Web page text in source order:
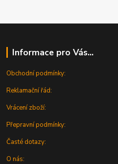
Informace pro Vás...
Obchodní podmínky:
Reklamační řád:
Vrácení zboží:
Přepravní podmínky:
Časté dotazy:
O nás: